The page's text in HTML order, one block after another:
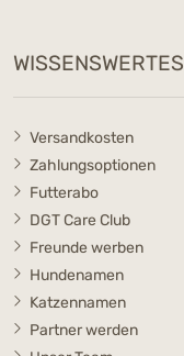
WISSENSWERTES
Versandkosten
Zahlungsoptionen
Futterabo
DGT Care Club
Freunde werben
Hundenamen
Katzennamen
Partner werden